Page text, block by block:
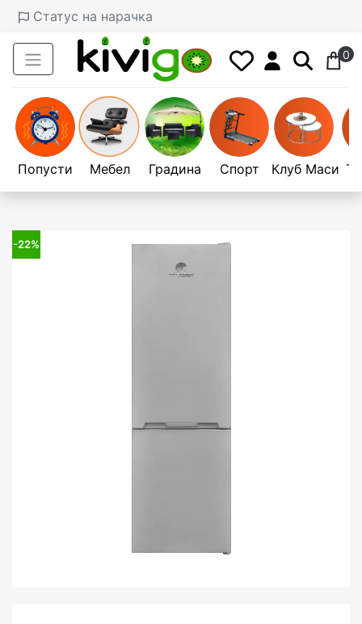
Статус на нарачка
0
Попусти Мебел Градина Спорт Клуб Маси
-22%